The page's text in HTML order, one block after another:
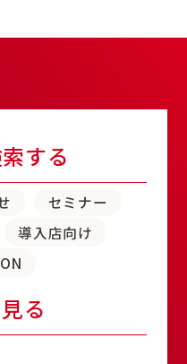
する
セミナー
導入店向け
る